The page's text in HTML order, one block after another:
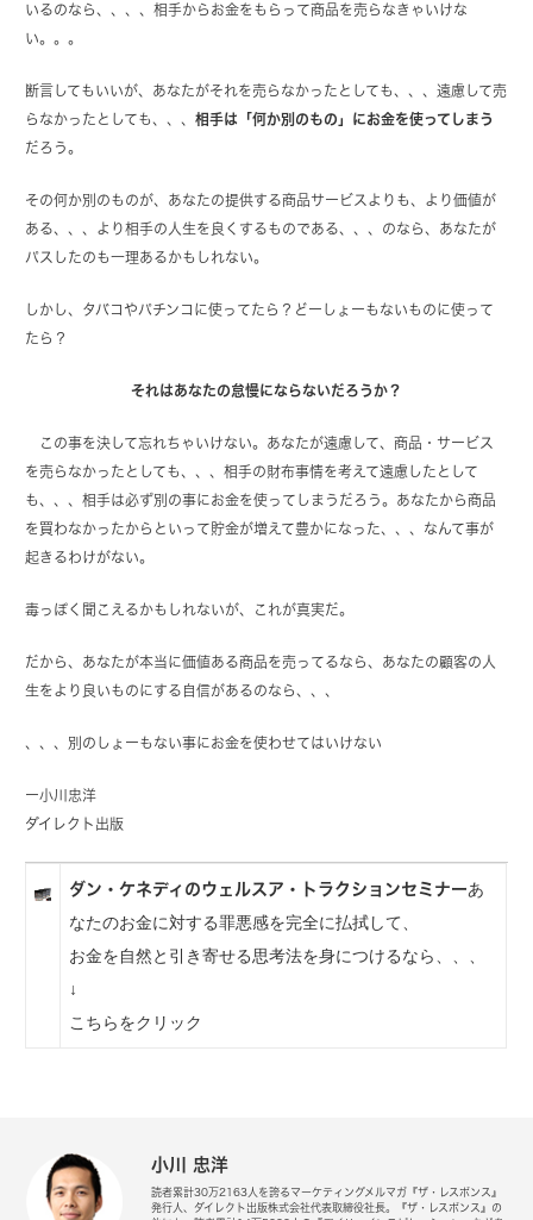
いるのなら、、、、相手からお金をもらって商品を売らなきゃいけな
い。。。
断言してもいいが、あなたがそれを売らなかったとしても、、、遠慮して売
らなかったとしても、、、相手は「何か別のもの」にお金を使ってしまう
だろう。
その何か別のものが、あなたの提供する商品サービスよりも、より価値が
ある、、、より相手の人生を良くするものである、、、のなら、あなたが
パスしたのも一理あるかもしれない。
しかし、タバコやパチンコに使ってたら？どーしょーもないものに使って
たら？
それはあなたの怠慢にならないだろうか？
この事を決して忘れちゃいけない。あなたが遠慮して、商品・サービス
を売らなかったとしても、、、相手の財布事情を考えて遠慮したとして
も、、、相手は必ず別の事にお金を使ってしまうだろう。あなたから商品
を買わなかったからといって貯金が増えて豊かになった、、、なんて事が
起きるわけがない。
毒っぽく聞こえるかもしれないが、これが真実だ。
だから、あなたが本当に価値ある商品を売ってるなら、あなたの顧客の人
生をより良いものにする自信があるのなら、、、
、、、別のしょーもない事にお金を使わせてはいけない
ー小川忠洋
ダイレクト出版
ダン・ケネディのウェルスア・トラクションセミナーあ
なたのお金に対する罪悪感を完全に払拭して、
お金を自然と引き寄せる思考法を身につけるなら、、、
↓
こちらをクリック
小川 忠洋
読者累計30万2163人を誇るマーケティングメルマガ『ザ・レスポンス』
発行人、ダイレクト出版株式会社代表取締役社長。『ザ・レスポンス』の